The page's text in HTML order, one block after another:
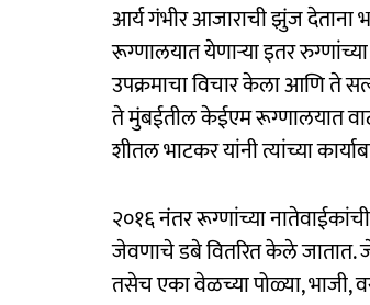
आर्य गंभीर आजाराची झुंज देताना
रूग्णालयात येणाऱ्या इतर
उपक्रमाचा विचार केला आणि ते
ते मुंबईतील केईएम रूग्णालयात
शीतल भाटकर यांनी त्यांच्या
२०१६ नंतर रूग्णांच्या
जेवणाचे डबे वितरित केले जातात.
तसेच एका वेळच्या पोळ्या, भाजी,